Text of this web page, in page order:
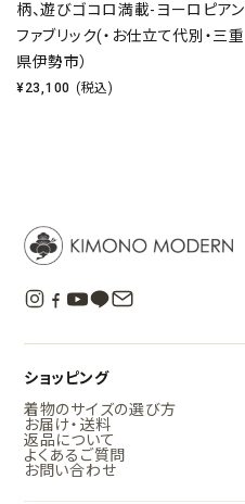
柄、遊びゴコロ満載-ヨーロピアン
ファブリック(・お仕立て代別・三重
県伊勢市）
¥23,100 (税込)
ショッピング
着物のサイズの選び方
お届け・送料
返品について
よくあるご質問
お問い合わせ